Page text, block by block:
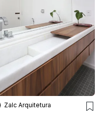
Zalc Arquitetura